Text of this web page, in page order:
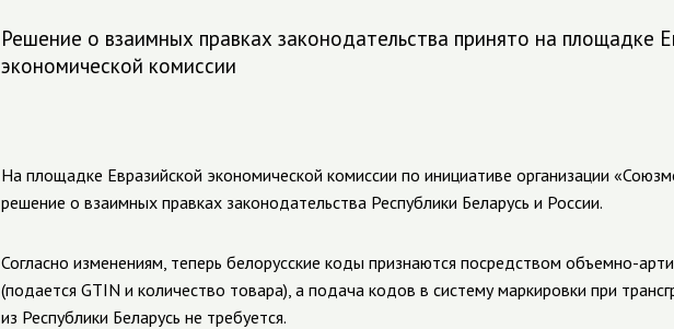
Решение о взаимных правках законодательства принято на площадке
экономической комиссии
На площадке Евразийской экономической комиссии по инициативе организации
решение о взаимных правках законодательства Республики Беларусь и России.
Согласно изменениям, теперь белорусские коды признаются посредством объемно-
(подается GTIN и количество товара), а подача кодов в систему маркировки при
из Республики Беларусь не требуется.